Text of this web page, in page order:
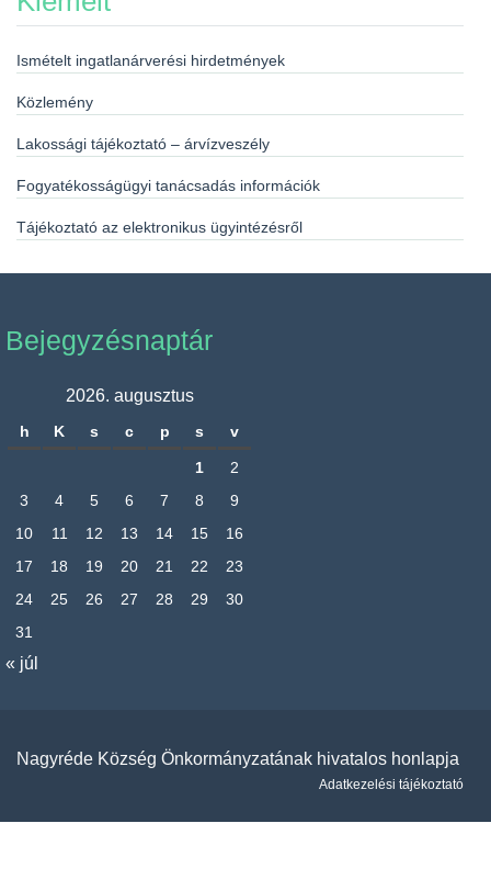
Ismételt ingatlanárverési hirdetmények
Közlemény
Lakossági tájékoztató – árvízveszély
Fogyatékosságügyi tanácsadás információk
Tájékoztató az elektronikus ügyintézésről
Bejegyzésnaptár
2026. augusztus
h K s c p s v
1
2
3
4 5 6 7 8
9
10
11 12 13 14 15
16
17
18 19 20 21 22
23
24
25 26 27 28 29
30
31
« júl
Nagyréde Község Önkormányzatának hivatalos honlapja
Adatkezelési tájékoztató